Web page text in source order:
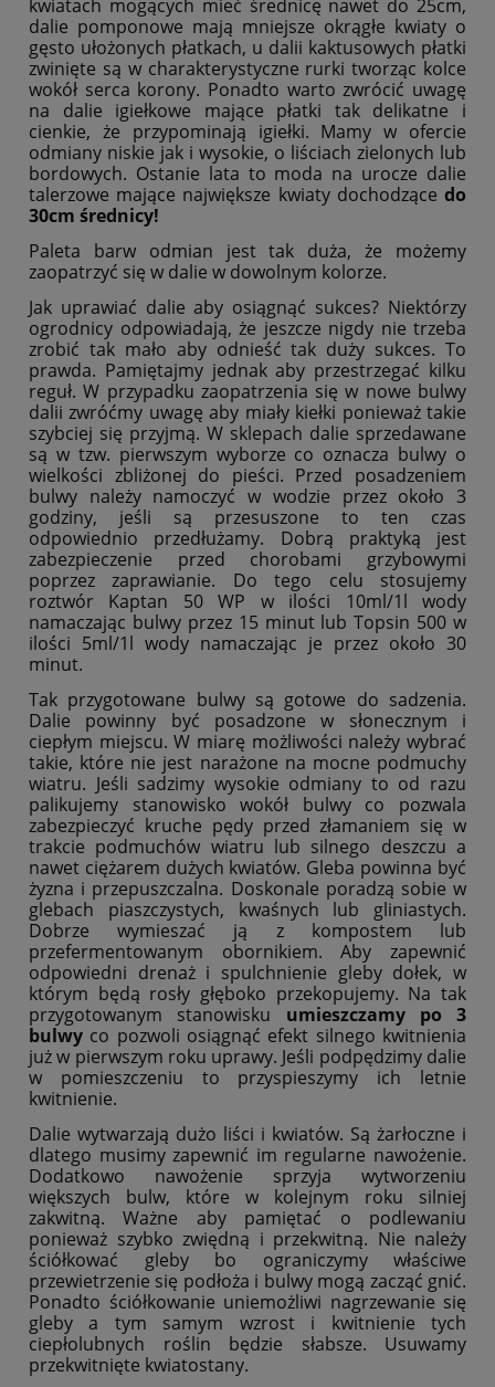
kwiatach mogących mieć średnicę nawet do 25cm,
dalie pomponowe mają mniejsze okrągłe kwiaty o
gęsto ułożonych płatkach, u dalii kaktusowych płatki
zwinięte są w charakterystyczne rurki tworząc kolce
wokół serca korony. Ponadto warto zwrócić uwagę
na dalie igiełkowe mające płatki tak delikatne i
cienkie, że przypominają igiełki. Mamy w ofercie
odmiany niskie jak i wysokie, o liściach zielonych lub
bordowych. Ostanie lata to moda na urocze dalie
talerzowe mające największe kwiaty dochodzące do
30cm średnicy!
Paleta barw odmian jest tak duża, że możemy
zaopatrzyć się w dalie w dowolnym kolorze.
Jak uprawiać dalie aby osiągnąć sukces? Niektórzy
ogrodnicy odpowiadają, że jeszcze nigdy nie trzeba
zrobić tak mało aby odnieść tak duży sukces. To
prawda. Pamiętajmy jednak aby przestrzegać kilku
reguł. W przypadku zaopatrzenia się w nowe bulwy
dalii zwróćmy uwagę aby miały kiełki ponieważ takie
szybciej się przyjmą. W sklepach dalie sprzedawane
są w tzw. pierwszym wyborze co oznacza bulwy o
wielkości zbliżonej do pieści. Przed posadzeniem
bulwy należy namoczyć w wodzie przez około 3
godziny, jeśli są przesuszone to ten czas
odpowiednio przedłużamy. Dobrą praktyką jest
zabezpieczenie przed chorobami grzybowymi
poprzez zaprawianie. Do tego celu stosujemy
roztwór Kaptan 50 WP w ilości 10ml/1l wody
namaczając bulwy przez 15 minut lub Topsin 500 w
ilości 5ml/1l wody namaczając je przez około 30
minut.
Tak przygotowane bulwy są gotowe do sadzenia.
Dalie powinny być posadzone w słonecznym i
ciepłym miejscu. W miarę możliwości należy wybrać
takie, które nie jest narażone na mocne podmuchy
wiatru. Jeśli sadzimy wysokie odmiany to od razu
palikujemy stanowisko wokół bulwy co pozwala
zabezpieczyć kruche pędy przed złamaniem się w
trakcie podmuchów wiatru lub silnego deszczu a
nawet ciężarem dużych kwiatów. Gleba powinna być
żyzna i przepuszczalna. Doskonale poradzą sobie w
glebach piaszczystych, kwaśnych lub gliniastych.
Dobrze wymieszać ją z kompostem lub
przefermentowanym obornikiem. Aby zapewnić
odpowiedni drenaż i spulchnienie gleby dołek, w
którym będą rosły głęboko przekopujemy. Na tak
przygotowanym stanowisku umieszczamy po 3
bulwy co pozwoli osiągnąć efekt silnego kwitnienia
już w pierwszym roku uprawy. Jeśli podpędzimy dalie
w pomieszczeniu to przyspieszymy ich letnie
kwitnienie.
Dalie wytwarzają dużo liści i kwiatów. Są żarłoczne i
dlatego musimy zapewnić im regularne nawożenie.
Dodatkowo nawożenie sprzyja wytworzeniu
większych bulw, które w kolejnym roku silniej
zakwitną. Ważne aby pamiętać o podlewaniu
ponieważ szybko zwiędną i przekwitną. Nie należy
ściółkować gleby bo ograniczymy właściwe
przewietrzenie się podłoża i bulwy mogą zacząć gnić.
Ponadto ściółkowanie uniemożliwi nagrzewanie się
gleby a tym samym wzrost i kwitnienie tych
ciepłolubnych roślin będzie słabsze. Usuwamy
przekwitnięte kwiatostany.